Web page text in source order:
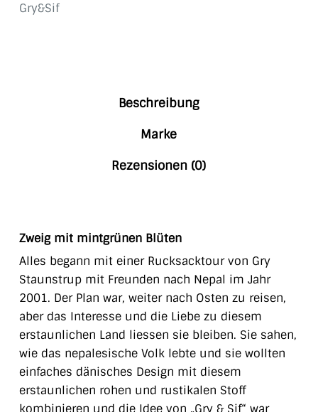
Gry&Sif
Beschreibung
Marke
Rezensionen (0)
Zweig mit mintgrünen Blüten
Alles begann mit einer Rucksacktour von Gry
Staunstrup mit Freunden nach Nepal im Jahr
2001. Der Plan war, weiter nach Osten zu reisen,
aber das Interesse und die Liebe zu diesem
erstaunlichen Land liessen sie bleiben. Sie sahen,
wie das nepalesische Volk lebte und sie wollten
einfaches dänisches Design mit diesem
erstaunlichen rohen und rustikalen Stoff
kombinieren und die Idee von „Gry & Sif“ war